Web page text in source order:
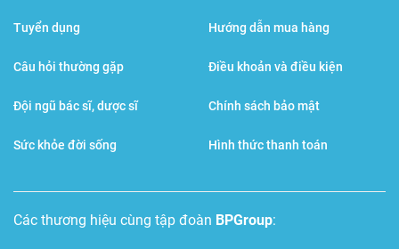
Tuyển dụng
Câu hỏi thường gặp
Đội ngũ bác sĩ, dược sĩ
Sức khỏe đời sống
Hướng dẫn mua hàng
Điều khoản và điều kiện
Chính sách bảo mật
Hình thức thanh toán
Các thương hiệu cùng tập đoàn BPGroup: